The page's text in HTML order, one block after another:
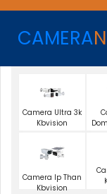
CAMERA
Camera Ultra 3k
Kbvision
Camera Ip Than
Kbvision